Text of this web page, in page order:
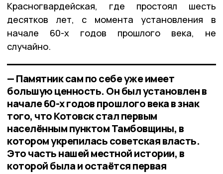
Красногвардейская, где простоял шесть
десятков лет, с момента установления в
начале 60-х годов прошлого века, не
случайно.
— Памятник сам по себе уже имеет
большую ценность. Он был установлен в
начале 60-х годов прошлого века в знак
того, что Котовск стал первым
населённым пунктом Тамбовщины, в
котором укрепилась советская власть.
Это часть нашей местной истории, в
которой была и остаётся первая